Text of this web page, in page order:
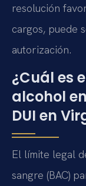
resolución
cargos, puede
autorización.
¿Cuál es
alcohol
DUI en
El límite legal
sangre (BAC)